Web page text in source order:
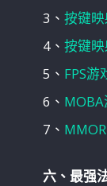
3、 按键
4、 按键
5、 FPS
6、
7、
六、最强